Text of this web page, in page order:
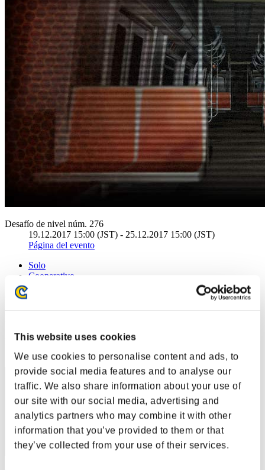
This website uses cookies
We use cookies to personalise content and ads, to
provide social media features and to analyse our
traffic. We also share information about your use of
our site with our social media, advertising and
analytics partners who may combine it with other
information that you’ve provided to them or that
they’ve collected from your use of their services.
Desafío de nivel núm. 276
19.12.2017 15:00 (JST) - 25.12.2017 15:00 (JST)
Página del evento
Solo
Cooperativo
(Los rankings se actualizan cada 6 horas.)
Posición
61